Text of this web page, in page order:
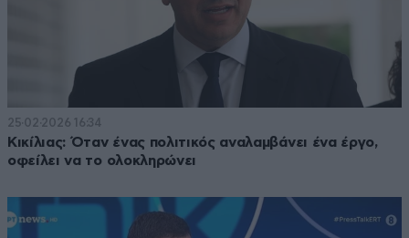
25·02·2026 16:34
Κικίλιας: Όταν ένας πολιτικός αναλαμβάνει ένα έργο,
οφείλει να το ολοκληρώνει